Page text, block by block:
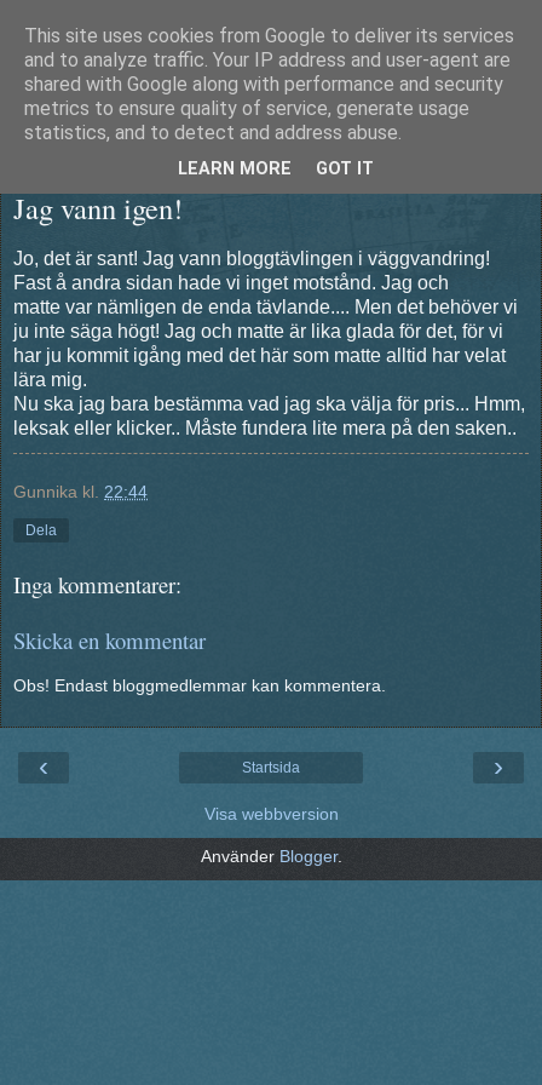
Äventyrshunden Diesel
Jag vann igen!
Jo, det är sant! Jag vann bloggtävlingen i väggvandring!
Fast å andra sidan hade vi inget motstånd. Jag och
matte var nämligen de enda tävlande.... Men det behöver vi
ju inte säga högt! Jag och matte är lika glada för det, för vi
har ju kommit igång med det här som matte alltid har velat
lära mig.
Nu ska jag bara bestämma vad jag ska välja för pris... Hmm,
leksak eller klicker.. Måste fundera lite mera på den saken..
Gunnika kl. 22:44
Dela
Inga kommentarer:
Skicka en kommentar
Obs! Endast bloggmedlemmar kan kommentera.
‹ ›
Startsida
Visa webbversion
Använder Blogger.
This site uses cookies from Google to deliver its services
and to analyze traffic. Your IP address and user-agent are
shared with Google along with performance and security
metrics to ensure quality of service, generate usage
statistics, and to detect and address abuse.
LEARN MORE GOT IT